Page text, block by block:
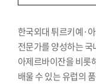
한국외대 튀르키예·
전문가를 양성하는
아제르바이잔을 비롯
배울 수 있는 유럽의